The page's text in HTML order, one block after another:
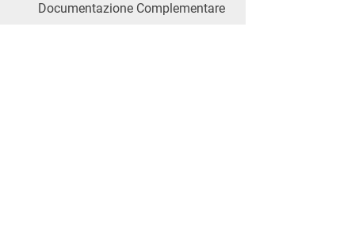
Documentazione Complementare